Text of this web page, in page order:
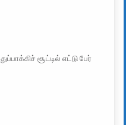
துப்பாக்கிச் சூட்டில் எட்டு பேர்